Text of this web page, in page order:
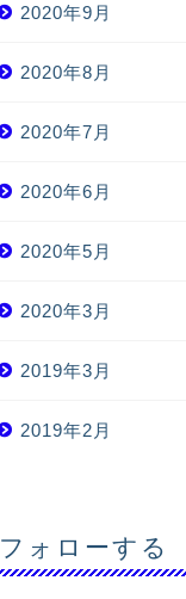
2020年9月
2020年8月
2020年7月
2020年6月
2020年5月
2020年3月
2019年3月
2019年2月
フォローする